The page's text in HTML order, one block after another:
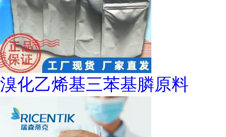
溴化乙烯基三苯基膦原料